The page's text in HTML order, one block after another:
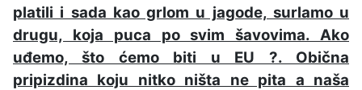
platili i sada kao grlom u jagode, surlamo u
drugu, koja puca po svim šavovima. Ako
uđemo, što ćemo biti u EU ?. Obična
pripizdina koju nitko ništa ne pita a naša